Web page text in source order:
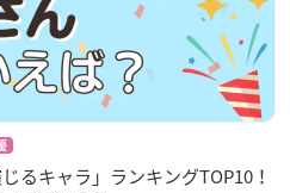
るキャラ」ランキングTOP10！